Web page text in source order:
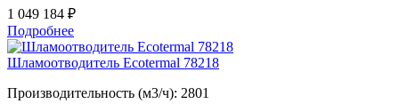
1 049 184 ₽
Подробнее
Шламоотводитель Ecotermal 78218
Производительность (м3/ч): 2801